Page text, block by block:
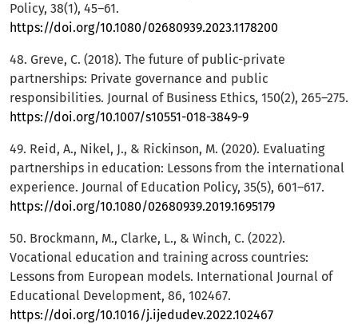
Policy, 38(1), 45–61.
https://doi.org/10.1080/02680939.2023.1178200
48. Greve, C. (2018). The future of public-private
partnerships: Private governance and public
responsibilities. Journal of Business Ethics, 150(2), 265–275.
https://doi.org/10.1007/s10551-018-3849-9
49. Reid, A., Nikel, J., & Rickinson, M. (2020). Evaluating
partnerships in education: Lessons from the international
experience. Journal of Education Policy, 35(5), 601–617.
https://doi.org/10.1080/02680939.2019.1695179
50. Brockmann, M., Clarke, L., & Winch, C. (2022).
Vocational education and training across countries:
Lessons from European models. International Journal of
Educational Development, 86, 102467.
https://doi.org/10.1016/j.ijedudev.2022.102467